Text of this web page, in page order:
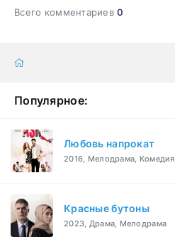
Всего комментариев0
Популярное:
Любовь напрокат
2016, Мелодрама, Комедия
Красные бутоны
2023, Драма, Мелодрама